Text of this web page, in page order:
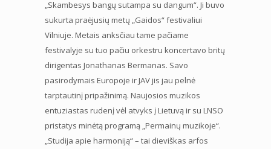
„Skambesys bangų sutampa su dangum“. Ji buvo
sukurta praėjusių metų „Gaidos“ festivaliui
Vilniuje. Metais anksčiau tame pačiame
festivalyje su tuo pačiu orkestru koncertavo britų
dirigentas Jonathanas Bermanas. Savo
pasirodymais Europoje ir JAV jis jau pelnė
tarptautinį pripažinimą. Naujosios muzikos
entuziastas rudenį vėl atvyks į Lietuvą ir su LNSO
pristatys minėtą programą „Permainų muzikoje“.
„Studija apie harmoniją“ – tai dieviškas arfos